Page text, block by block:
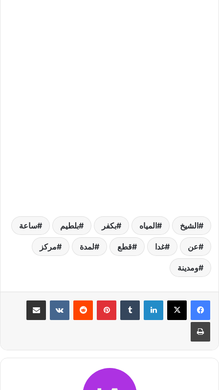
الشيخ المياه بكفر بلطيم ساعة
عن غدا قطع لمدة مركز
ومدينة
لينكدإن بينتيريست مشاركة عبر البريد
طباعة